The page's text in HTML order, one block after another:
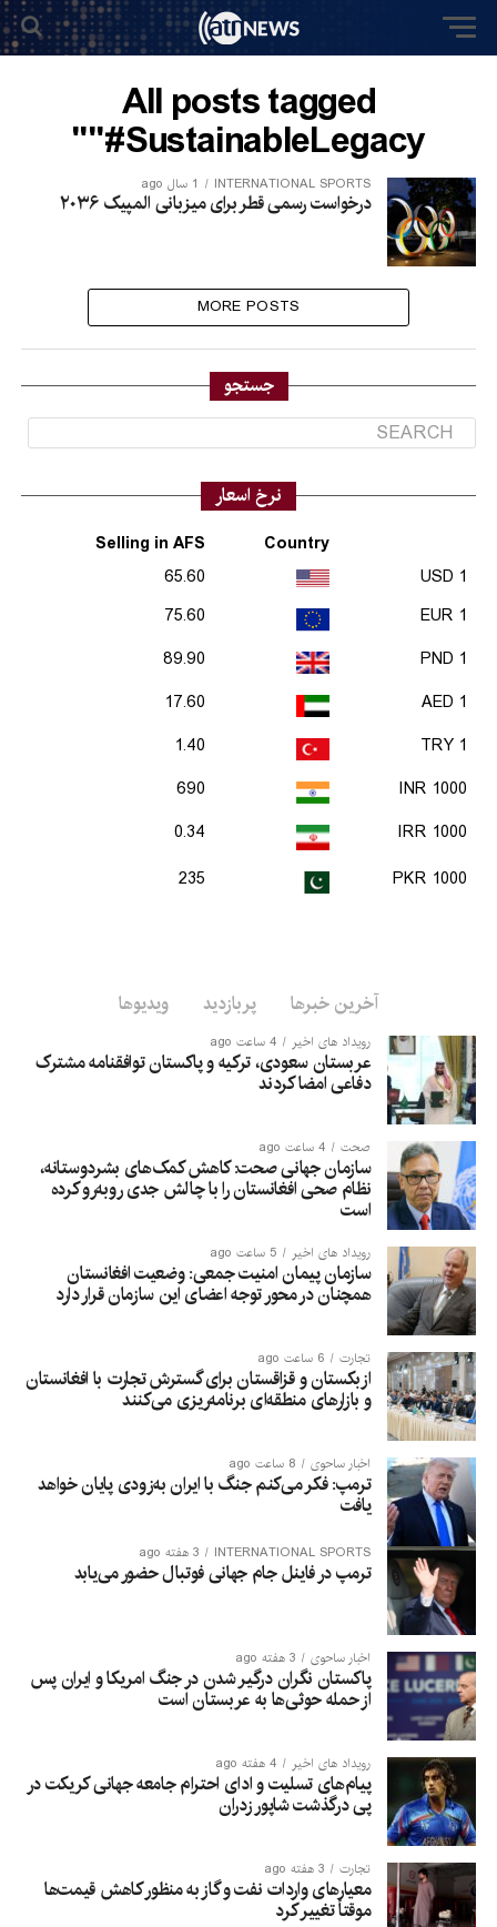
All posts tagged
"#SustainableLegacy"
INTERNATIONAL SPORTS 1 سال ago
درخواست رسمی قطر برای میزبانی المپیک ۲۰۳۶
MORE POSTS
جستجو
نرخ اسعار
Country
Selling in AFS
1 USD
65.60
1 EUR
75.60
1 PND
89.90
1 AED
17.60
1 TRY
1.40
1000 INR
690
1000 IRR
0.34
1000 PKR
235
آخرین خبرها پربازدید ویدیوها
رویداد های اخیر 4 ساعت ago
عربستان سعودی، ترکیه و پاکستان توافقنامه مشترک
دفاعی امضا کردند
صحت 4 ساعت ago
سازمان جهانی صحت: کاهش کمک‌های بشردوستانه،
نظام صحی افغانستان را با چالش جدی روبه‌رو کرده
است
رویداد های اخیر 5 ساعت ago
سازمان پیمان امنیت جمعی: وضعیت افغانستان
همچنان در محور توجه اعضای این سازمان قرار دارد
تجارت 6 ساعت ago
ازبکستان و قزاقستان برای گسترش تجارت با افغانستان
و بازارهای منطقه‌ای برنامه‌ریزی می‌کنند
اخبار ساحوی 8 ساعت ago
ترمپ: فکر می‌کنم جنگ با ایران به‌زودی پایان خواهد
یافت
INTERNATIONAL SPORTS 3 هفته ago
ترمپ در فاینل جام جهانی فوتبال حضور می‌یابد
اخبار ساحوی 3 هفته ago
پاکستان نگران درگیر شدن در جنگ امریکا و ایران پس
از حمله حوثی‌ها به عربستان است
رویداد های اخیر 4 هفته ago
پیام‌های تسلیت و ادای احترام جامعه جهانی کریکت در
پی درگذشت شاپور زدران
تجارت 3 هفته ago
معیارهای واردات نفت و گاز به منظور کاهش قیمت‌ها
موقتاً تغییر کرد